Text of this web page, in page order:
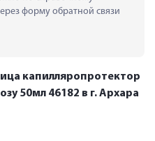
форму обратной связи
капилляропротектор
50мл 46182 в г. Архара